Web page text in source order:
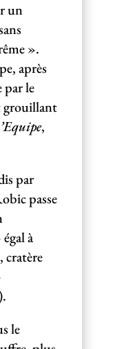
un
».
après
le
grouillant
,
par
passe
à
cratère
le